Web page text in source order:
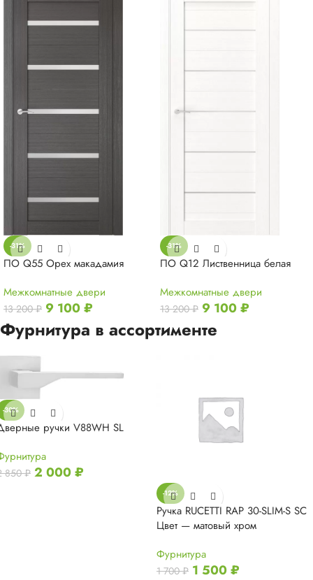
-31%
ПО Q55 Орех макадамия
Межкомнатные двери
13 200₽ 9 100₽
-31%
ПО Q12 Лиственница белая
Межкомнатные двери
13 200₽ 9 100₽
Фурнитура в ассортименте
-30%
ручки V88WH SL
850₽ 2 000₽
-12%
Ручка RUCETTI RAP 30-SLIM-S SC
Цвет — матовый хром
Фурнитура
1 700₽ 1 500₽